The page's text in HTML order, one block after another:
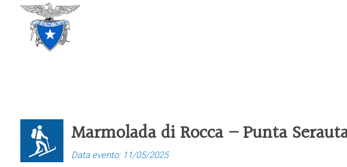
Marmolada di Rocca – Punta
Data evento: 11/05/2025